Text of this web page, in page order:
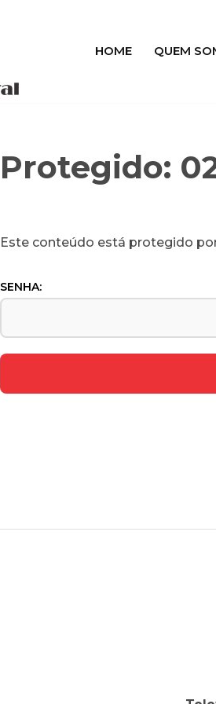
HOME QUEM
Protegido:
Este conteúdo está protegido
SENHA: